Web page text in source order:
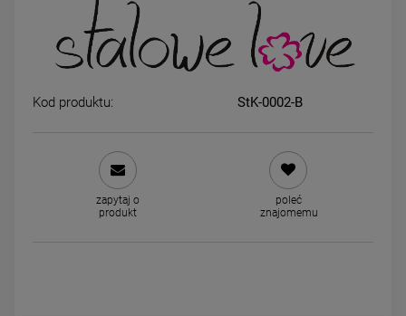
STAL CHIRURGICZNA
39,00 zł
DO KOSZYKA
Kolczyki STAL
bigiel ciemniejsze
44,00 zł
DO KOSZYKA
Kod produktu: StK-0002-B
zapytaj o
produkt
poleć
znajomemu